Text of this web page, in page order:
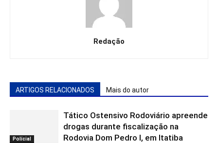
Redação
ARTIGOS RELACIONADOS Mais do autor
Polícial
Tático Ostensivo Rodoviário apreende
drogas durante fiscalização na
Rodovia Dom Pedro I, em Itatiba